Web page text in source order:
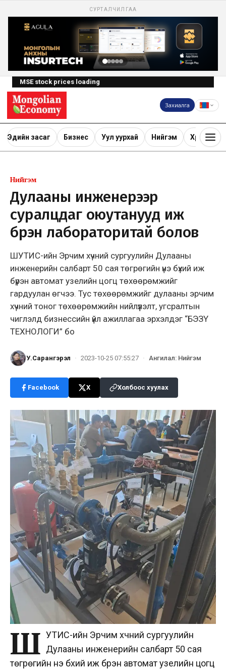
СУРТАЛЧИЛГАА
MSE stock prices loading
Захиалга
Эдийн засаг Бизнес Уул уурхай Нийгэм Хөрөнгө
Нийгэм
Дулааны инженерээр
суралцдаг оюутанууд иж
бүрэн лабораторитай болов
ШУТИС-ийн Эрчим хүчний сургуулийн Дулааны
инженерийн салбарт 50 сая төгрөгийн үнэ бүхий иж
бүрэн автомат узелийн цогц төхөөрөмжийг
гардуулан өгчээ. Тус төхөөрөмжийг дулааны эрчим
хүчний тоног төхөөрөмжийн нийлүүлэлт, угсралтын
чиглэлд бизнессийн үйл ажиллагаа эрхэлдэг “БЭЗҮ
ТЕХНОЛОГИ” бо
У.Сарангэрэл · 2023-10-25 07:55:27 · Ангилал: Нийгэм
Facebook X Холбоос хуулах
Ш УТИС-ийн Эрчим хүчний сургуулийн
Дулааны инженерийн салбарт 50 сая
төгрөгийн үнэ бүхий иж бүрэн автомат узелийн цогц